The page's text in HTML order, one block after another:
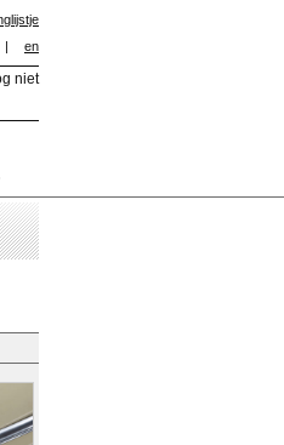
| en
niet